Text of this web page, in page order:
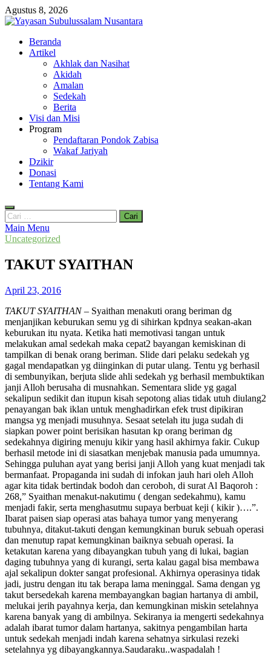
Skip
to
Agustus 8, 2026
Yayasan Subulussalam Nusantara
Yayasan Subulussalam Nusantara – Rumah Tahfidz Zabisa (Zaid bin
Tsabit) Temanggung – Tebar Manfaat untuk Ummat
Beranda
Artikel
Akhlak dan Nasihat
Akidah
Amalan
Sedekah
Berita
Visi dan Misi
Program
Pendaftaran Pondok Zabisa
Wakaf Jariyah
Dzikir
Donasi
Tentang Kami
Cari
untuk:
Main Menu
Uncategorized
TAKUT SYAITHAN
April 23, 2016
TAKUT SYAITHAN– Syaithan menakuti orang beriman dg
menjanjikan keburukan semu yg di sihirkan kpdnya seakan-akan
keburukan itu nyata. Ketika hati memotivasi tangan untuk
melakukan amal sedekah maka cepat2 bayangan kemiskinan di
tampilkan di benak orang beriman. Slide dari pelaku sedekah yg
gagal mendapatkan yg diinginkan di putar ulang. Tentu yg berhasil
di sembunyikan, berjuta slide ahli sedekah yg berhasil membuktikan
janji Alloh berusaha di musnahkan. Sementara slide yg gagal
sekalipun sedikit dan itupun kisah sepotong alias tidak utuh diulang2
penayangan bak iklan untuk menghadirkan efek trust dipikiran
mangsa yg menjadi musuhnya. Sesaat setelah itu juga sudah di
siapkan power point berisikan hasutan kp orang beriman dg
sedekahnya digiring menuju kikir yang hasil akhirnya fakir. Cukup
berhasil metode ini di siasatkan menjebak manusia pada umumnya.
Sehingga puluhan ayat yang berisi janji Alloh yang kuat menjadi tak
bermanfaat. Propaganda ini sudah di infokan jauh hari oleh Alloh
agar kita tidak bertindak bodoh dan ceroboh, di surat Al Baqoroh :
268,” Syaithan menakut-nakutimu ( dengan sedekahmu), kamu
menjadi fakir, serta menghasutmu supaya berbuat keji ( kikir )….”.
Ibarat paisen siap operasi atas bahaya tumor yang menyerang
tubuhnya, ditakut-takuti dengan kemungkinan buruk sebuah operasi
dan menutup rapat kemungkinan baiknya sebuah operasi. Ia
ketakutan karena yang dibayangkan tubuh yang di lukai, bagian
daging tubuhnya yang di kurangi, serta kalau gagal bisa membawa
ajal sekalipun dokter sangat profesional. Akhirnya operasinya tidak
jadi, justru dengan itu tak berapa lama meninggal. Sama dengan yg
takut bersedekah karena membayangkan bagian hartanya di ambil,
melukai jerih payahnya kerja, dan kemungkinan miskin setelahnya
karena banyak yang di ambilnya. Sekiranya ia mengerti sedekahnya
adalah ibarat tumor dalam hartanya, sakitnya pengambilan harta
untuk sedekah menjadi indah karena sehatnya sirkulasi rezeki
setelahnya yg dibayangkannya.Saudaraku..waspadalah !